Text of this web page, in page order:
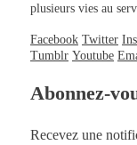
plusieurs vies au
Facebook Twitter
Tumblr Youtube
Abonnez-
Recevez une